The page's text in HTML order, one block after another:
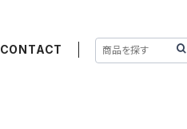
CONTACT